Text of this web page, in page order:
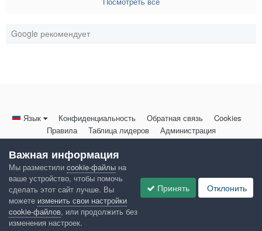
Google рекомендует
Язык Конфиденциальность Обратная связь
Cookies
Правила
Таблица лидеров Администрация
Powered by Invision Community
Важная информация
Мы разместили cookie-файлы на
ваше устройство, чтобы помочь
сделать этот сайт лучше. Вы
можете изменить свои настройки
cookie-файлов, или продолжить без
изменения настроек.
Принять Отклонить